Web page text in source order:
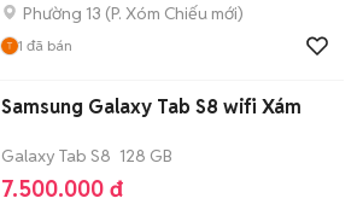
Phường 13 (P. Xóm Chiếu mới)
1 đã bán
Samsung Galaxy Tab S8 wifi Xám
Galaxy Tab S8 128 GB
7.500.000 đ